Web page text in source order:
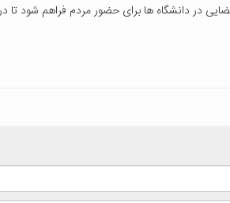
در دانشگاه ها برای حضور مردم فراهم شود